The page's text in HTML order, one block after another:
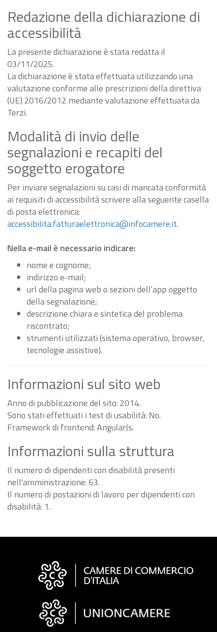
Redazione della dichiarazione di
accessibilità
La presente dichiarazione è stata redatta il
03/11/2025.
La dichiarazione è stata effettuata utilizzando una
valutazione conforme alle prescrizioni della direttiva
(UE) 2016/2012 mediante valutazione effettuata da
Terzi.
Modalità di invio delle
segnalazioni e recapiti del
soggetto erogatore
Per inviare segnalazioni su casi di mancata conformità
ai requisiti di accessibilità scrivere alla seguente casella
di posta elettronica:
accessibilita.fatturaelettronica@infocamere.it.
Nella e-mail è necessario indicare:
nome e cognome;
indirizzo e-mail;
url della pagina web o sezioni dell’app oggetto
della segnalazione;
descrizione chiara e sintetica del problema
riscontrato;
strumenti utilizzati (sistema operativo, browser,
tecnologie assistive).
Informazioni sul sito web
Anno di pubblicazione del sito: 2014.
Sono stati effettuati i test di usabilità: No.
Framework di frontend: AngularJs.
Informazioni sulla struttura
Il numero di dipendenti con disabilità presenti
nell'amministrazione: 63.
Il numero di postazioni di lavoro per dipendenti con
disabilità: 1.
Informazioni
"Fattura